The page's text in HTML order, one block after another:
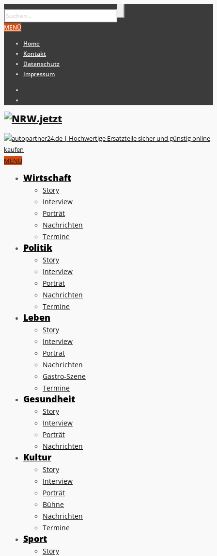
MENÜ
Home
Kontakt
Datenschutz
Impressum
MENÜ
Wirtschaft
Story
Interview
Porträt
Nachrichten
Termine
Politik
Story
Interview
Porträt
Nachrichten
Termine
Leben
Story
Interview
Porträt
Nachrichten
Gastro-Szene
Termine
Gesundheit
Story
Interview
Porträt
Nachrichten
Kultur
Story
Interview
Porträt
Bühne
Nachrichten
Termine
Sport
Story